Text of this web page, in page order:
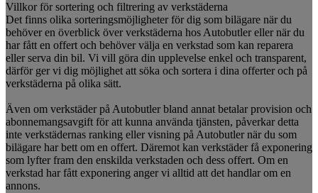
Villkor för sortering och filtrering av verkstäderna
Det finns olika sorteringsmöjligheter för dig som bilägare när du
behöver en överblick över verkstäderna hos Autobutler eller när du
har fått en offert och behöver välja en verkstad som kan reparera
eller serva din bil. Vi vill göra din upplevelse enkel och transparent,
därför ger vi dig möjlighet att söka och sortera i dina offerter och på
verkstäderna på olika sätt.
Även om verkstäder på Autobutler bland annat betalar provision och
abonnemangsavgift för att kunna använda tjänsten, påverkar detta
inte verkstädernas ranking eller visning på Autobutler när du som
bilägare har bett om en offert. Däremot kan verkstäder få exponering
som lyfter fram den enskilda verkstaden och dess offert. Om en
verkstad har fått exponering anger vi alltid att det handlar om en
annons.